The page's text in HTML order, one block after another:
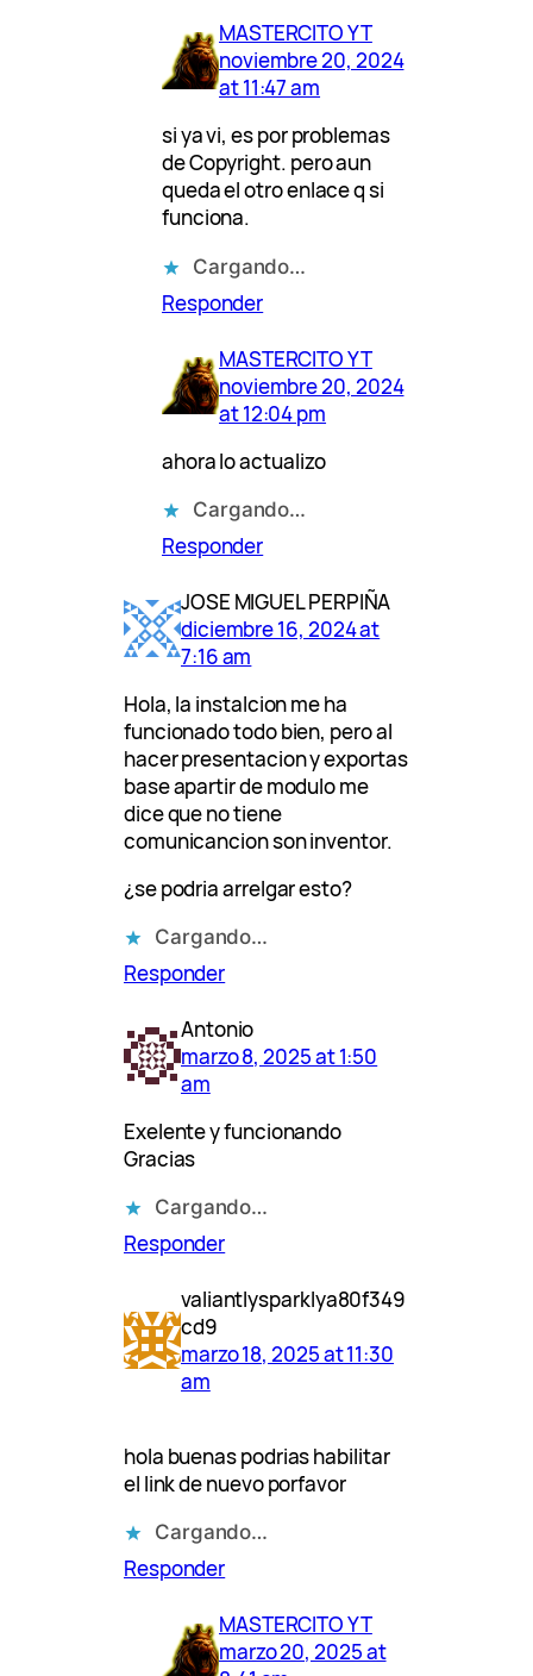
MASTERCITO YT
noviembre 20, 2024
at 11:47 am
si ya vi, es por problemas
de Copyright. pero aun
queda el otro enlace q si
funciona.
Cargando…
Responder
MASTERCITO YT
noviembre 20, 2024
at 12:04 pm
ahora lo actualizo
Cargando…
Responder
JOSE MIGUEL PERPIÑA
diciembre 16, 2024 at
7:16 am
Hola, la instalcion me ha
funcionado todo bien, pero al
hacer presentacion y exportas
base apartir de modulo me
dice que no tiene
comunicancion son inventor.
¿se podria arrelgar esto?
Cargando…
Responder
Antonio
marzo 8, 2025 at 1:50
am
Exelente y funcionando
Gracias
Cargando…
Responder
valiantlysparklya80f349
cd9
marzo 18, 2025 at 11:30
am
hola buenas podrias habilitar
el link de nuevo porfavor
Cargando…
Responder
MASTERCITO YT
marzo 20, 2025 at